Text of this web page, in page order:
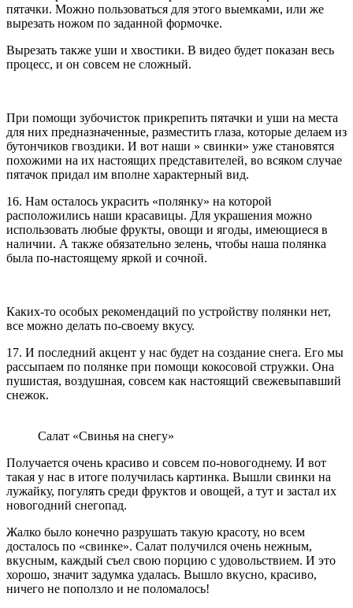
пятачки. Можно пользоваться для этого выемками, или же
вырезать ножом по заданной формочке.
Вырезать также уши и хвостики. В видео будет показан весь
процесс, и он совсем не сложный.
При помощи зубочисток прикрепить пятачки и уши на места
для них предназначенные, разместить глаза, которые делаем из
бутончиков гвоздики. И вот наши » свинки» уже становятся
похожими на их настоящих представителей, во всяком случае
пятачок придал им вполне характерный вид.
16. Нам осталось украсить «полянку» на которой
расположились наши красавицы. Для украшения можно
использовать любые фрукты, овощи и ягоды, имеющиеся в
наличии. А также обязательно зелень, чтобы наша полянка
была по-настоящему яркой и сочной.
Каких-то особых рекомендаций по устройству полянки нет,
все можно делать по-своему вкусу.
17. И последний акцент у нас будет на создание снега. Его мы
рассыпаем по полянке при помощи кокосовой стружки. Она
пушистая, воздушная, совсем как настоящий свежевыпавший
снежок.
Салат «Свинья на снегу»
Получается очень красиво и совсем по-новогоднему. И вот
такая у нас в итоге получилась картинка. Вышли свинки на
лужайку, погулять среди фруктов и овощей, а тут и застал их
новогодний снегопад.
Жалко было конечно разрушать такую красоту, но всем
досталось по «свинке». Салат получился очень нежным,
вкусным, каждый съел свою порцию с удовольствием. И это
хорошо, значит задумка удалась. Вышло вкусно, красиво,
ничего не поползло и не поломалось!